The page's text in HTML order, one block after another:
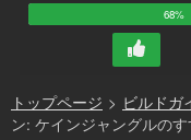
68%
トップページ > ビルドガ
ン: ケインジャングルの